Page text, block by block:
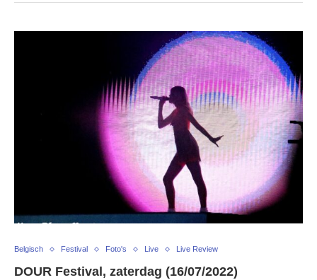
Belgisch Festival Foto's Live Live Review
DOUR Festival, zaterdag (16/07/2022)